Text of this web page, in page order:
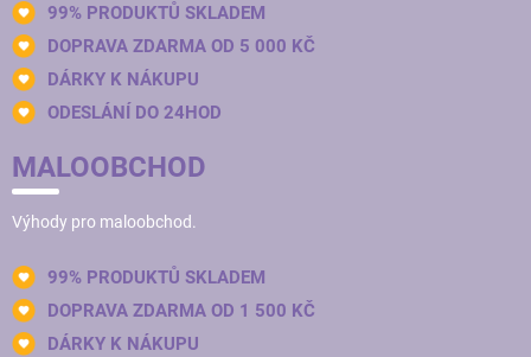
99% PRODUKTŮ SKLADEM
DOPRAVA ZDARMA OD 5 000 KČ
DÁRKY K NÁKUPU
ODESLÁNÍ DO 24HOD
MALOOBCHOD
Výhody pro maloobchod.
99% PRODUKTŮ SKLADEM
DOPRAVA ZDARMA OD 1 500 KČ
DÁRKY K NÁKUPU